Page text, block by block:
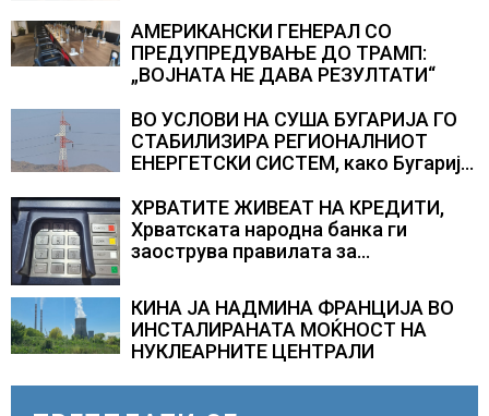
АМЕРИКАНСКИ ГЕНЕРАЛ СО
ПРЕДУПРЕДУВАЊЕ ДО ТРАМП:
„ВОЈНАТА НЕ ДАВА РЕЗУЛТАТИ“
ВО УСЛОВИ НА СУША БУГАРИЈА ГО
СТАБИЛИЗИРА РЕГИОНАЛНИОТ
ЕНЕРГЕТСКИ СИСТЕМ, како Бугарија
складирање на енергија од батерии
ХРВАТИТЕ ЖИВЕАТ НА КРЕДИТИ,
Хрватската народна банка ги
заострува правилата за
зголемени ризици во финансискиот
систем
КИНА ЈА НАДМИНА ФРАНЦИЈА ВО
ИНСТАЛИРАНАТА МОЌНОСТ НА
НУКЛЕАРНИТЕ ЦЕНТРАЛИ